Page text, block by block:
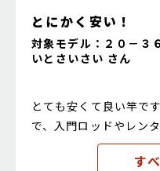
とにかく安い！
対象モデル：２０－３
いとさいさい さん
とても安くて良い竿で
で、入門ロッドやレン
す